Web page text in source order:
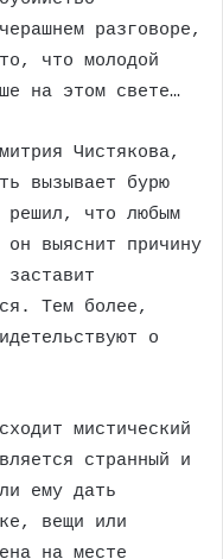
разговоре,
что молодой
на этом свете…
Чистякова,
вызывает бурю
решил, что любым
выяснит причину
Тем более,
о
мистический
странный и
ему дать
вещи или
на месте